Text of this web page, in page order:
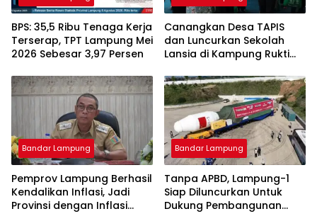
BPS: 35,5 Ribu Tenaga Kerja
Terserap, TPT Lampung Mei
2026 Sebesar 3,97 Persen
Canangkan Desa TAPIS
dan Luncurkan Sekolah
Lansia di Kampung Rukti
Lampung Dorong
Pembangunan SDM Dimulai
dari Desa
Bandar Lampung
Pemprov Lampung Berhasil
Kendalikan Inflasi, Jadi
Provinsi dengan Inflasi
Bandar Lampung
Tanpa APBD, Lampung-1
Siap Diluncurkan Untuk
Dukung Pembangunan